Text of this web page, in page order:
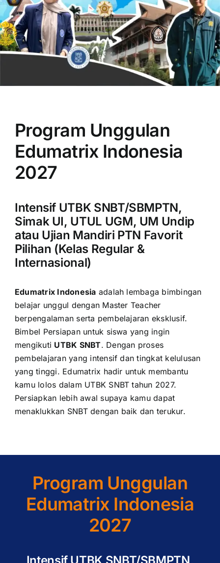
OUR PROGRAM
CONTACT US
Program Unggulan
Edumatrix Indonesia
2027
Intensif UTBK SNBT/SBMPTN,
Simak UI, UTUL UGM, UM Undip
atau Ujian Mandiri PTN Favorit
Pilihan (Kelas Regular &
Internasional)
Edumatrix Indonesia adalah lembaga bimbingan
belajar unggul dengan Master Teacher
berpengalaman serta pembelajaran eksklusif.
Bimbel Persiapan untuk siswa yang ingin
mengikuti UTBK SNBT. Dengan proses
pembelajaran yang intensif dan tingkat kelulusan
yang tinggi. Edumatrix hadir untuk membantu
kamu lolos dalam UTBK SNBT tahun 2027.
Persiapkan lebih awal supaya kamu dapat
menaklukkan SNBT dengan baik dan terukur.
Program Unggulan
Edumatrix Indonesia
2027